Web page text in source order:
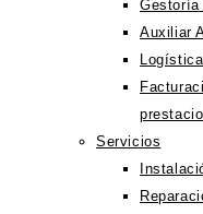
Gestoría
Auxiliar
Servicios